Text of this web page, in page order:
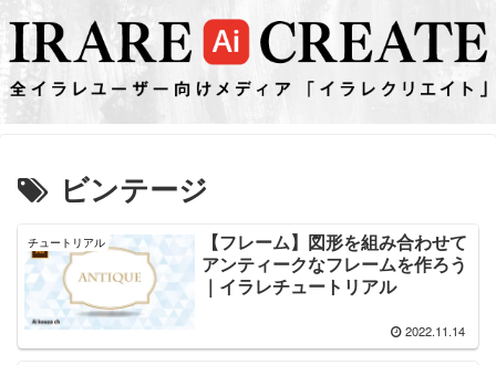
ビンテージ
チュートリアル
【フレーム】図形を組み合わせて
アンティークなフレームを作ろう
｜イラレチュートリアル
2022.11.14